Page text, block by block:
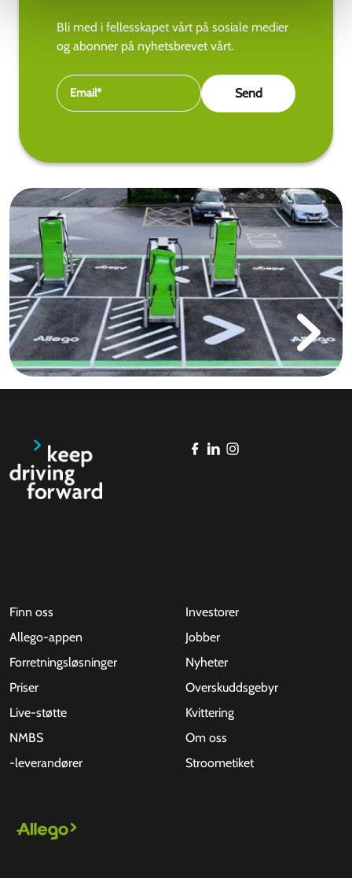
Bli med i fellesskapet vårt på sosiale medier
og abonner på nyhetsbrevet vårt.
Finn oss
Allego-appen
Forretningsløsninger
Priser
Live-støtte
NMBS
-leverandører
Investorer
Jobber
Nyheter
Overskuddsgebyr
Kvittering
Om oss
Stroometiket